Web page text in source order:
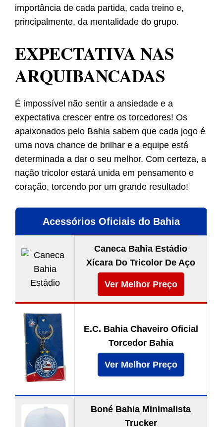
importância de cada partida, cada treino e,
principalmente, da mentalidade do grupo.
EXPECTATIVA NAS
ARQUIBANCADAS
É impossível não sentir a ansiedade e a
expectativa crescer entre os torcedores! Os
apaixonados pelo Bahia sabem que cada jogo é
uma nova chance de brilhar e a equipe está
determinada a dar o seu melhor. Com certeza, a
nação tricolor estará unida em pensamento e
coração, torcendo por um grande resultado!
Acessórios Oficiais do Bahia
Caneca Bahia Estádio
Xícara Do Tricolor De Aço
Ver Melhor Preço
E.C. Bahia Chaveiro Oficial
Torcedor Bahia
Ver Melhor Preço
Boné Bahia Minimalista
Trucker